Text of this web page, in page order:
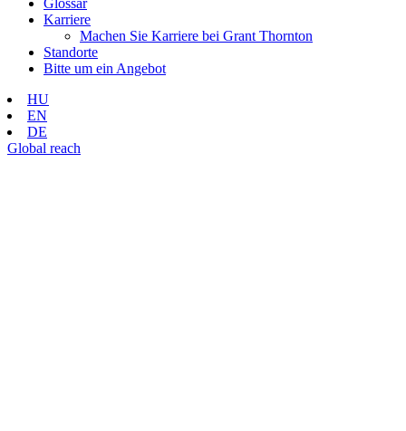
Glossar
Karriere
Machen Sie Karriere bei Grant Thornton
Standorte
Bitte um ein Angebot
HU
EN
DE
Global reach